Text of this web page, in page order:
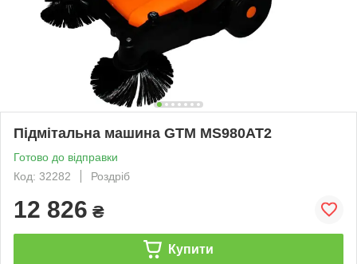
Підмітальна машина GTM MS980AT2
Готово до відправки
Код: 32282
Роздріб
12 826 ₴
Купити